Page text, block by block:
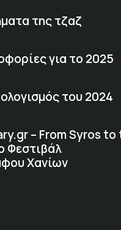
της τζαζ
για το 2025
του 2024
– From Syros to
Φεστιβάλ
Χανίων